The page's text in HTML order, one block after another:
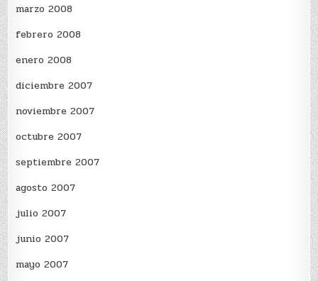
marzo 2008
febrero 2008
enero 2008
diciembre 2007
noviembre 2007
octubre 2007
septiembre 2007
agosto 2007
julio 2007
junio 2007
mayo 2007